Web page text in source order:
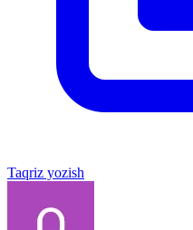
Taqriz yozish